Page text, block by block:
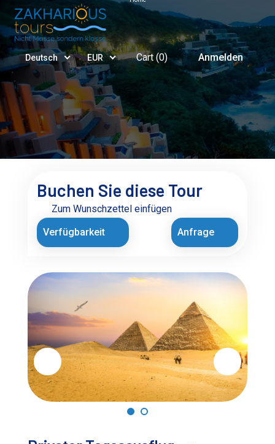
Deutsch EUR Cart (0) Anmelden
Buchen Sie diese Tour
Zum Wunschzettel einfügen
Verfügbarkeit
Anfrage